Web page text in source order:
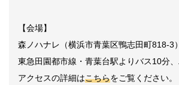
【会場】
森ノハナレ（横浜市青葉区鴨志田町818-3）
東急田園都市線・青葉台駅よりバス10分
アクセスの詳細はこちらをご覧ください。